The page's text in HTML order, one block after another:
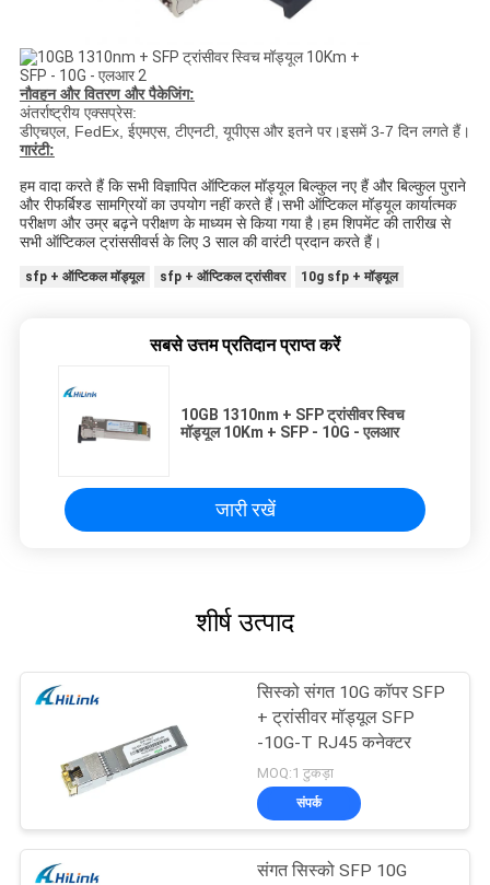
नौवहन और वितरण और पैकेजिंग:
अंतर्राष्ट्रीय एक्सप्रेस:
डीएचएल, FedEx, ईएमएस, टीएनटी, यूपीएस और इतने पर।इसमें 3-7 दिन लगते हैं।
गारंटी:
हम वादा करते हैं कि सभी विज्ञापित ऑप्टिकल मॉड्यूल बिल्कुल नए हैं और बिल्कुल पुराने
और रीफर्बिश्ड सामग्रियों का उपयोग नहीं करते हैं।सभी ऑप्टिकल मॉड्यूल कार्यात्मक
परीक्षण और उम्र बढ़ने परीक्षण के माध्यम से किया गया है।हम शिपमेंट की तारीख से
सभी ऑप्टिकल ट्रांससीवर्स के लिए 3 साल की वारंटी प्रदान करते हैं।
sfp + ऑप्टिकल मॉड्यूल sfp + ऑप्टिकल ट्रांसीवर 10g sfp + मॉड्यूल
सबसे उत्तम प्रतिदान प्राप्त करें
10GB 1310nm + SFP ट्रांसीवर स्विच
मॉड्यूल 10Km + SFP - 10G - एलआर
जारी रखें
शीर्ष उत्पाद
सिस्को संगत 10G कॉपर SFP
+ ट्रांसीवर मॉड्यूल SFP
-10G-T RJ45 कनेक्टर
MOQ:1 टुकड़ा
संपर्क
संगत सिस्को SFP 10G